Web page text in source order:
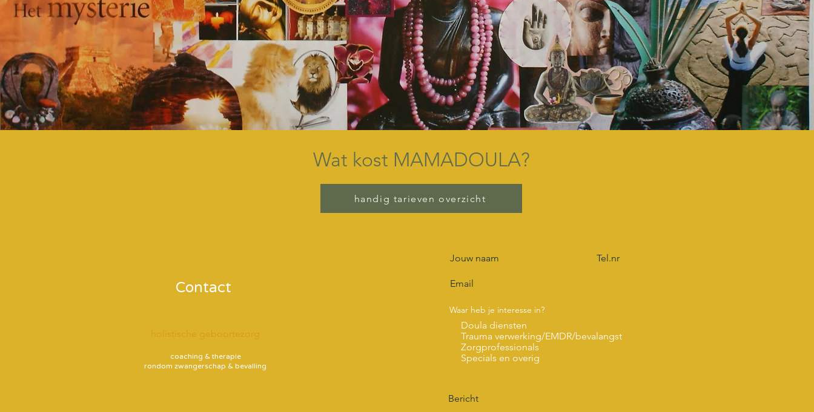
Wat kost MAMADOULA?
handig tarieven overzicht
Contact
holistische geboortezorg
coaching & therapie
rondom zwangerschap & bevalling
Waar heb je interesse in?
Doula diensten
Trauma verwerking/EMDR/bevalangst
Zorgprofessionals
Specials en overig